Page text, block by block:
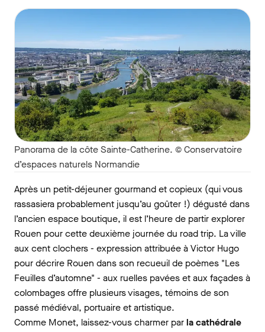
Panorama de la côte Sainte-Catherine. © Conservatoire
d’espaces naturels Normandie
Après un petit-déjeuner gourmand et copieux (qui vous
rassasiera probablement jusqu’au goûter !) dégusté dans
l’ancien espace boutique, il est l’heure de partir explorer
Rouen pour cette deuxième journée du road trip. La ville
aux cent clochers - expression attribuée à Victor Hugo
pour décrire Rouen dans son recueuil de poèmes "Les
Feuilles d’automne" - aux ruelles pavées et aux façades à
colombages offre plusieurs visages, témoins de son
passé médiéval, portuaire et artistique.
Comme Monet, laissez-vous charmer parla cathédrale